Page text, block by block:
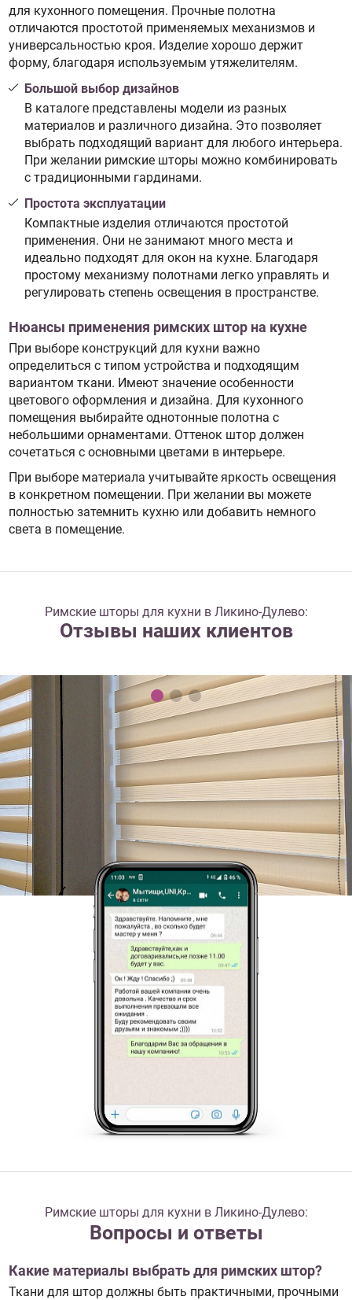
для кухонного помещения. Прочные полотна
отличаются простотой применяемых механизмов и
универсальностью кроя. Изделие хорошо держит
форму, благодаря используемым утяжелителям.
Большой выбор дизайнов
В каталоге представлены модели из разных
материалов и различного дизайна. Это позволяет
выбрать подходящий вариант для любого интерьера.
При желании римские шторы можно комбинировать
с традиционными гардинами.
Простота эксплуатации
Компактные изделия отличаются простотой
применения. Они не занимают много места и
идеально подходят для окон на кухне. Благодаря
простому механизму полотнами легко управлять и
регулировать степень освещения в пространстве.
Нюансы применения римских штор на кухне
При выборе конструкций для кухни важно
определиться с типом устройства и подходящим
вариантом ткани. Имеют значение особенности
цветового оформления и дизайна. Для кухонного
помещения выбирайте однотонные полотна с
небольшими орнаментами. Оттенок штор должен
сочетаться с основными цветами в интерьере.
При выборе материала учитывайте яркость освещения
в конкретном помещении. При желании вы можете
полностью затемнить кухню или добавить немного
света в помещение.
Римские шторы для кухни в Ликино-Дулево:
Отзывы наших клиентов
Римские шторы для кухни в Ликино-Дулево:
Вопросы и ответы
Какие материалы выбрать для римских штор?
Ткани для штор должны быть практичными, прочными